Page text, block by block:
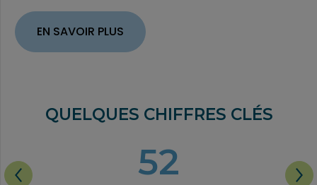
EN SAVOIR PLUS
QUELQUES CHIFFRES CLÉS
52